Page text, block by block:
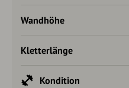
Wandhöhe
Kletterlänge
Kondition